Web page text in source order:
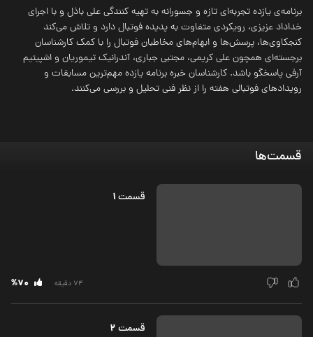
برنامه‌ی یازده تجربه‌ای تازه و جسورانه به تهیه کنندگی علی باذل و با اجرای
خداداد عزیزی، رویکردی متفاوت به پدیده فوتبال دارد و تلاش می‌کند
کنجکاوی‌ها، پرسش‌ها و ابهام‌های مخاطبان فوتبال را با کمک کارشناسان
برجسته‌ای همچون علی کریمی، مجتبی جباری، آندرانیک تیموریان و اشپیتیم
آرفی پاسخگو باشد. کارشناسان خبره برنامه یازده مهم‌ترین مسابقات و
رویدادهای فوتبالی هفته را از نظر فنی تحلیل و بررسی می‌کنند.
قسمت‌ها
قسمت‌1
74 دقیقه %70
قسمت‌2